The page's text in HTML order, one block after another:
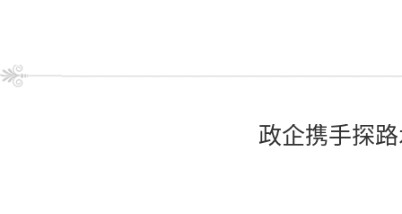
政企携手探